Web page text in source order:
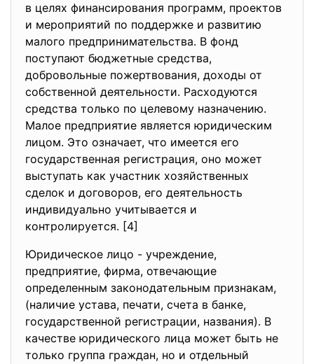
в целях финансирования программ, проектов
и мероприятий по поддержке и развитию
малого предпринимательства. В фонд
поступают бюджетные средства,
добровольные пожертвования, доходы от
собственной деятельности. Расходуются
средства только по целевому назначению.
Малое предприятие является юридическим
лицом. Это означает, что имеется его
государственная регистрация, оно может
выступать как участник хозяйственных
сделок и договоров, его деятельность
индивидуально учитывается и
контролируется. [4]
Юридическое лицо - учреждение,
предприятие, фирма, отвечающие
определенным законодательным признакам,
(наличие устава, печати, счета в банке,
государственной регистрации, названия). В
качестве юридического лица может быть не
только группа граждан, но и отдельный